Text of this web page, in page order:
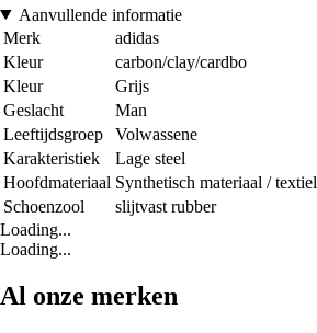
Aanvullende informatie
Merk
adidas
Kleur
carbon/clay/cardbo
Kleur
Grijs
Geslacht
Man
Leeftijdsgroep
Volwassene
Karakteristiek
Lage steel
Hoofdmateriaal Synthetisch materiaal / textiel
Schoenzool
slijtvast rubber
Loading...
Loading...
Al onze merken